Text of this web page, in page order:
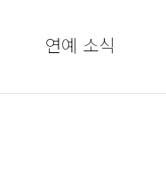
연예 소식